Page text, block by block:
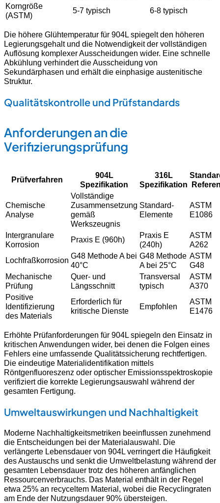
Korngröße
(ASTM)
5-7 typisch 6-8 typisch
Die höhere Glühtemperatur für 904L spiegelt den höheren
Legierungsgehalt und die Notwendigkeit der vollständigen
Auflösung komplexer Ausscheidungen wider. Eine schnelle
Abkühlung verhindert die Ausscheidung von
Sekundärphasen und erhält die einphasige austenitische
Struktur.
Qualitätskontrolle und Prüfstandards
Anforderungen an die
Verifizierungsprüfung
Prüfverfahren
904L
Spezifikation
316L
Spezifikation
Chemische
Analyse
Vollständige
Zusammensetzung
gemäß
Werkszeugnis
Standard-
Elemente
ASTM
E1086
Intergranulare
Korrosion
Praxis E (960h)
Praxis E
(240h)
ASTM
A262
Lochfraßkorrosion G48 Methode A bei
40°C
G48 Methode
A bei 25°C
ASTM
G48
Mechanische
Prüfung
Quer- und
Längsschnitt
Transversal
typisch
ASTM
A370
Positive
Identifizierung
des Materials
Erforderlich für
kritische Dienste
Empfohlen
ASTM
E1476
Erhöhte Prüfanforderungen für 904L spiegeln den Einsatz in
kritischen Anwendungen wider, bei denen die Folgen eines
Fehlers eine umfassende Qualitätssicherung rechtfertigen.
Die eindeutige Materialidentifikation mittels
Röntgenfluoreszenz oder optischer Emissionsspektroskopie
verifiziert die korrekte Legierungsauswahl während der
gesamten Fertigung.
Umweltauswirkungen und Nachhaltigkeit
Moderne Nachhaltigkeitsmetriken beeinflussen zunehmend
die Entscheidungen bei der Materialauswahl. Die
verlängerte Lebensdauer von 904L verringert die Häufigkeit
des Austauschs und senkt die Umweltbelastung während der
gesamten Lebensdauer trotz des höheren anfänglichen
Ressourcenverbrauchs. Das Material enthält in der Regel
etwa 25% an recyceltem Material, wobei die Recyclingraten
am Ende der Nutzungsdauer 90% übersteigen.